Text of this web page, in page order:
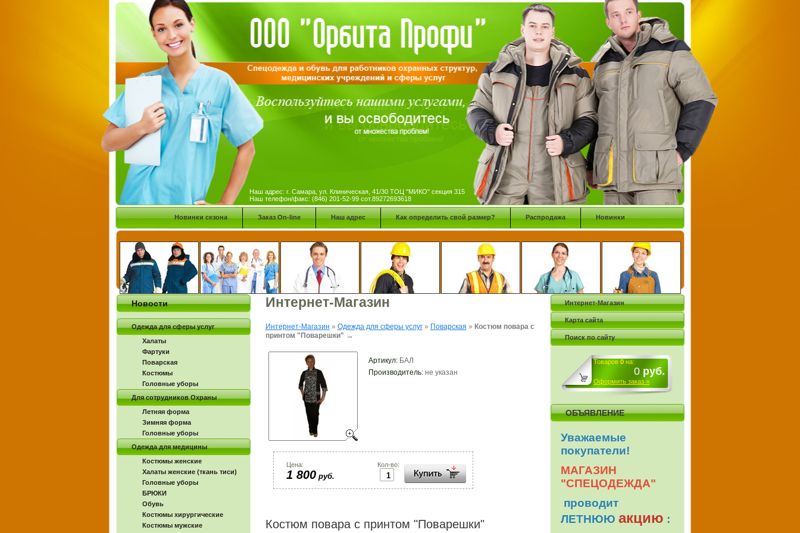
Наш адрес: г. Самара, ул. Клиническая, 41/30 ТОЦ "МИКО" секция 315
Наш телефон/факс: (846) 201-52-99 сот.89272693618
Новинки сезона Заказ On-line Наш адрес Как определить свой размер? Распродажа Новинки
Новости
Одежда для сферы услуг
Халаты
Фартуки
Поварская
Костюмы
Головные уборы
Для сотрудников Охраны
Летняя форма
Зимняя форма
Головные уборы
Одежда для медицины
Костюмы женские
Халаты женские (ткань тиси)
Головные уборы
БРЮКИ
Обувь
Костюмы хирургические
Костюмы мужские
Интернет-Магазин
Интернет-Магазин » Одежда для сферы услуг» Поварская » Костюм повара с
принтом "Поварешки" →
Артикул: БАЛ
Производитель: не указан
Кол-во:
Цена:
1 800руб.
Костюм повара с принтом "Поварешки"
Интернет-Магазин
Карта сайта
Поиск по сайту
Товаров 0 на:
0 руб.
Оформить заказ »
ОБЪЯВЛЕНИЕ
Уважаемые
покупатели!
МАГАЗИН
"СПЕЦОДЕЖДА"
проводит
ЛЕТНЮЮ акцию :